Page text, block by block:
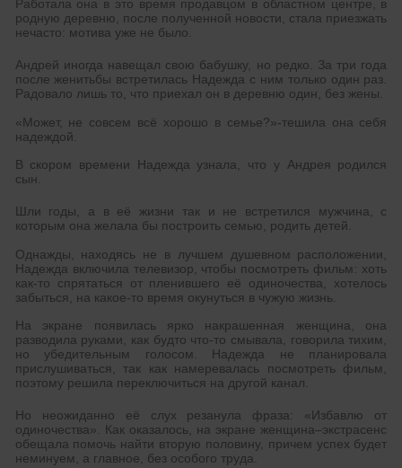
Работала она в это время продавцом в областном центре, в
родную деревню, после полученной новости, стала приезжать
нечасто: мотива уже не было.
Андрей иногда навещал свою бабушку, но редко. За три года
после женитьбы встретилась Надежда с ним только один раз.
Радовало лишь то, что приехал он в деревню один, без жены.
«Может, не совсем всё хорошо в семье?»-тешила она себя
надеждой.
В скором времени Надежда узнала, что у Андрея родился
сын.
Шли годы, а в её жизни так и не встретился мужчина, с
которым она желала бы построить семью, родить детей.
Однажды, находясь не в лучшем душевном расположении,
Надежда включила телевизор, чтобы посмотреть фильм: хоть
как-то спрятаться от пленившего её одиночества, хотелось
забыться, на какое-то время окунуться в чужую жизнь.
На экране появилась ярко накрашенная женщина, она
разводила руками, как будто что-то смывала, говорила тихим,
но убедительным голосом. Надежда не планировала
прислушиваться, так как намеревалась посмотреть фильм,
поэтому решила переключиться на другой канал.
Но неожиданно её слух резанула фраза: «Избавлю от
одиночества». Как оказалось, на экране женщина–экстрасенс
обещала помочь найти вторую половину, причем успех будет
неминуем, а главное, без особого труда.